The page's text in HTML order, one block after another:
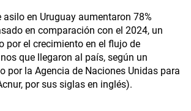
asilo en Uruguay aumentaron 78%
en comparación con el 2024, un
por el crecimiento en el flujo de
que llegaron al país, según un
por la Agencia de Naciones Unidas para
por sus siglas en inglés).